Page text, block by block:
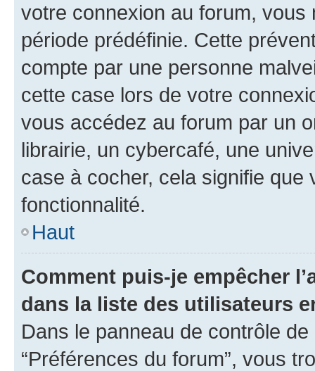
votre connexion au forum,
période prédéfinie. Cette
compte par une personne
cette case lors de votre
vous accédez au forum par un
librairie, un cybercafé, une
case à cocher, cela signifie
fonctionnalité.
Haut
Comment puis-je empêcher
dans la liste des utilisateurs
Dans le panneau de contrôle
“Préférences du forum”, vous